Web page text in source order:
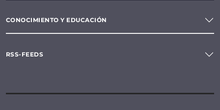
CONOCIMIENTO Y EDUCACIÓN
RSS-FEEDS